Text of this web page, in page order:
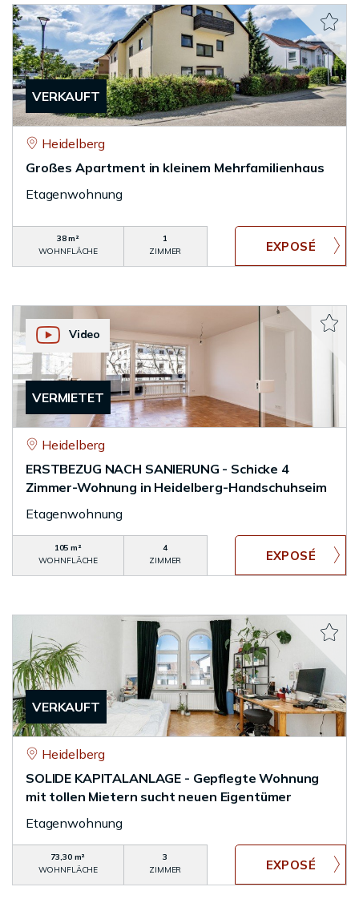
VERKAUFT
Heidelberg
Großes Apartment in kleinem Mehrfamilienhaus
Etagenwohnung
38 m²
WOHNFLÄCHE
1
ZIMMER
VERMIETET
Video
Heidelberg
ERSTBEZUG NACH SANIERUNG - Schicke 4
Zimmer-Wohnung in Heidelberg-Handschuhseim
Etagenwohnung
105 m²
WOHNFLÄCHE
4
ZIMMER
VERKAUFT
Heidelberg
SOLIDE KAPITALANLAGE - Gepflegte Wohnung
mit tollen Mietern sucht neuen Eigentümer
Etagenwohnung
73,30 m²
WOHNFLÄCHE
3
ZIMMER